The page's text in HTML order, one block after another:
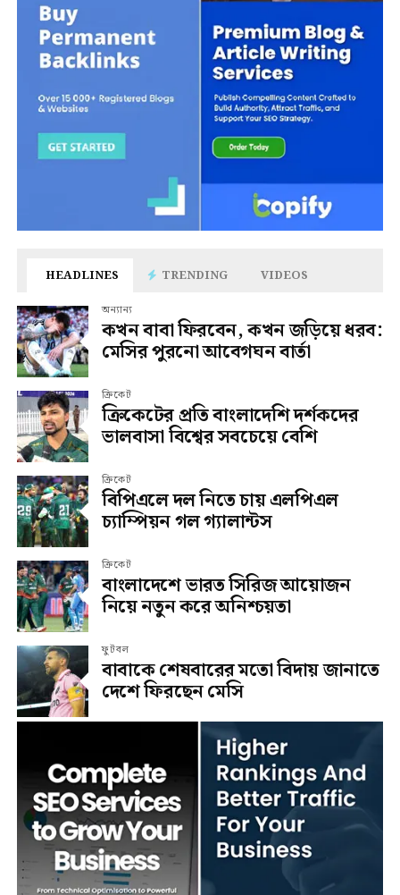
HEADLINES TRENDING VIDEOS
অন্যান্য
কখন বাবা ফিরবেন, কখন জড়িয়ে ধরব:
মেসির পুরনো আবেগঘন বার্তা
ক্রিকেট
ক্রিকেটের প্রতি বাংলাদেশি দর্শকদের
ভালবাসা বিশ্বের সবচেয়ে বেশি
ক্রিকেট
বিপিএলে দল নিতে চায় এলপিএল
চ্যাম্পিয়ন গল গ্যালান্টস
ক্রিকেট
বাংলাদেশে ভারত সিরিজ আয়োজন
নিয়ে নতুন করে অনিশ্চয়তা
ফুটবল
বাবাকে শেষবারের মতো বিদায় জানাতে
দেশে ফিরছেন মেসি